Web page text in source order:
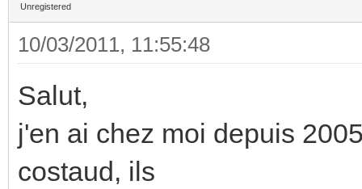
Unregistered
10/03/2011, 11:55:48
Salut,
j'en ai chez moi depuis
costaud, ils